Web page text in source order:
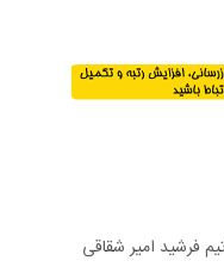
فرشید امیر شقاقی